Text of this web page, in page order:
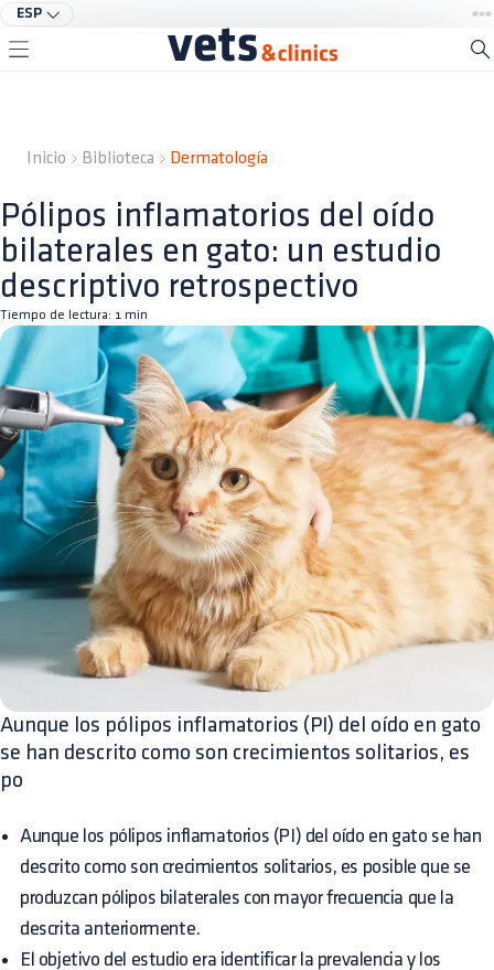
ESP
Inicio Biblioteca Dermatología
Pólipos inflamatorios del oído
bilaterales en gato: un estudio
descriptivo retrospectivo
Tiempo de lectura: 1 min
Aunque los pólipos inflamatorios (PI) del oído en gato
se han descrito como son crecimientos solitarios, es
po
Aunque los pólipos inflamatorios (PI) del oído en gato se han
descrito como son crecimientos solitarios, es posible que se
produzcan pólipos bilaterales con mayor frecuencia que la
descrita anteriormente.
El objetivo del estudio era identificar la prevalencia y los